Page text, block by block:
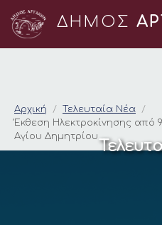
ΔΗΜΟΣ
Έκθεση
Αρχική
Τελευταία Νέα
Έκθεση Ηλεκτροκίνησης από
Αγίου Δημητρίου